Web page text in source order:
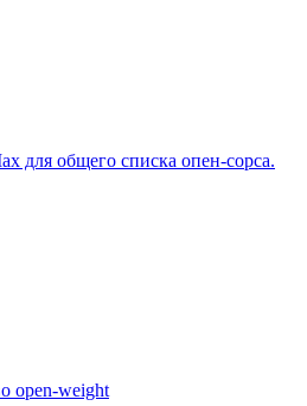
для общего списка опен-сорса.
open-weight